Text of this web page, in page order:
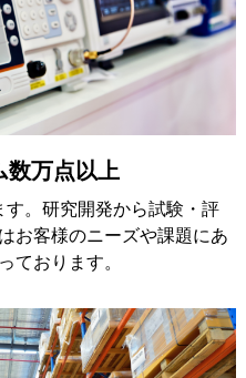
数万点以上
。研究開発から試験・評
お客様のニーズや課題にあ
ております。